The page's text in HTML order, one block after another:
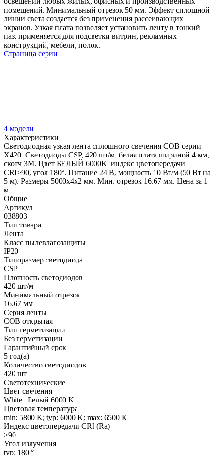
помещений. Минимальный отрезок 50 мм. Эффект сплошной
линии света создается без применения рассеивающих
экранов. Узкая плата позволяет установить ленту в тонкий
паз, применяется для подсветки витрин, рекламных
конструкций, мебели, полок.
Страница серии
4 модели
Характеристики
Светодиодная узкая лента сплошного свечения COB серии
X420. Светодиоды CSP, 420 шт/м, белая плата шириной 4 мм,
скотч 3M. Цвет БЕЛЫЙ 6000K, индекс цветопередачи
CRI>90, угол 180°. Питание 24 В, мощность 10 Вт/м (50 Вт на
5 м). Размеры 5000х4х2 мм. Мин. отрезок 16.67 мм. Цена за 1
м.
Общие
Артикул
038803
Тип товара
Лента
Класс пылевлагозащиты
IP20
Типоразмер светодиода
CSP
Плотность светодиодов
420 шт/м
Минимальный отрезок
16.67 мм
Серия ленты
COB открытая
Тип герметизации
Без герметизации
Гарантийный срок
5 год(а)
Количество светодиодов
420 шт
Светотехнические
Цвет свечения
White | Белый 6000 K
Цветовая температура
min: 5800 K; typ: 6000 K; max: 6500 K
Индекс цветопередачи CRI (Ra)
>90
Угол излучения
typ: 180 °